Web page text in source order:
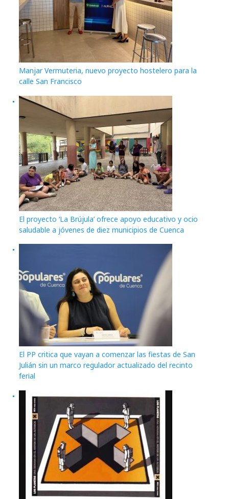
Manjar Vermuteria, nuevo proyecto hostelero para la
calle San Francisco
El proyecto ‘La Brújula’ ofrece apoyo educativo y ocio
saludable a jóvenes de diez municipios de Cuenca
El PP critica que vayan a comenzar las fiestas de San
Julián sin un marco regulador actualizado del recinto
ferial